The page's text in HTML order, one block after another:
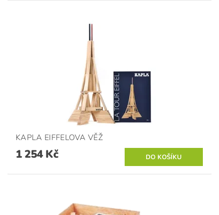
KAPLA EIFFELOVA VĚŽ
1 254 Kč